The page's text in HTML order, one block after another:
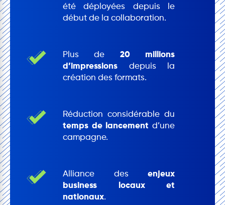
été déployées depuis le
début de la collaboration.
Plus de 20 millions
d’impressions depuis la
création des formats.
Réduction considérable du
temps de lancement d’une
campagne.
Alliance des enjeux
business locaux et
nationaux.